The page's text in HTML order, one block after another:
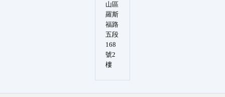
山區
羅斯
福路
五段
168
號2
樓